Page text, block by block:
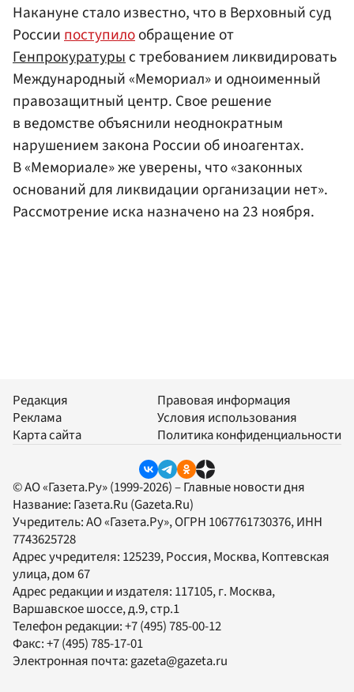
Накануне стало известно, что в Верховный суд
России поступилообращение от
Генпрокуратуры с требованием ликвидировать
Международный «Мемориал» и одноименный
правозащитный центр. Свое решение
в ведомстве объяснили неоднократным
нарушением закона России об иноагентах.
В «Мемориале» же уверены, что «законных
оснований для ликвидации организации нет».
Рассмотрение иска назначено на 23 ноября.
Редакция
Реклама
Карта сайта
Правовая информация
Условия использования
Политика конфиденциальности
© АО «Газета.Ру» (1999-2026) – Главные новости дня
Название: Газета.Ru (Gazeta.Ru)
Учредитель:АО «Газета.Ру», ОГРН 1067761730376, ИНН
7743625728
Адрес учредителя: 125239, Россия, Москва, Коптевская
улица, дом 67
Адрес редакции и издателя: 117105, г. Москва,
Варшавское шоссе, д.9, стр.1
Телефон редакции:+7 (495) 785-00-12
Факс:+7 (495) 785-17-01
Электронная почта:gazeta@gazeta.ru